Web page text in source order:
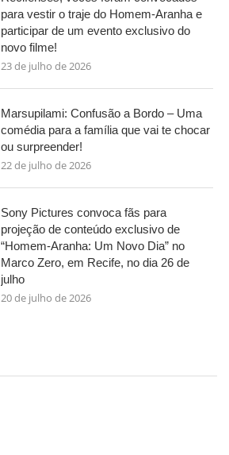
para vestir o traje do Homem-Aranha e
participar de um evento exclusivo do
novo filme!
23 de julho de 2026
Marsupilami: Confusão a Bordo – Uma
comédia para a família que vai te chocar
ou surpreender!
22 de julho de 2026
Sony Pictures convoca fãs para
projeção de conteúdo exclusivo de
“Homem-Aranha: Um Novo Dia” no
Marco Zero, em Recife, no dia 26 de
julho
20 de julho de 2026